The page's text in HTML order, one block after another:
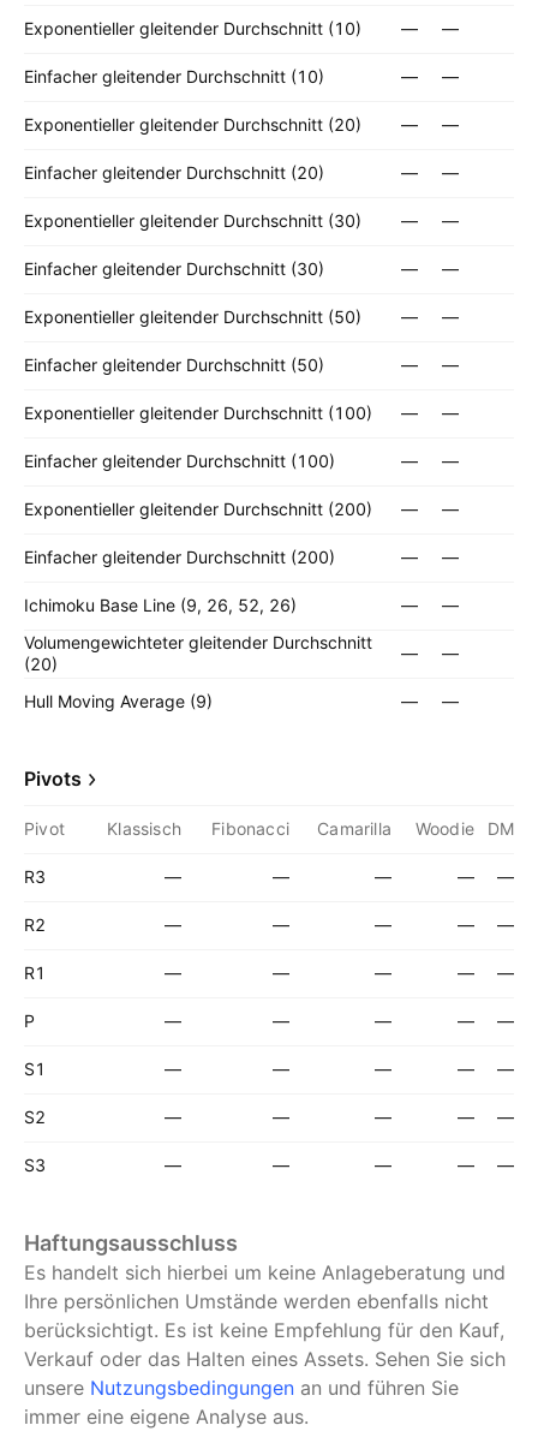
Exponentieller gleitender Durchschnitt (10) — —
Einfacher gleitender Durchschnitt (10) — —
Exponentieller gleitender Durchschnitt (20) — —
Einfacher gleitender Durchschnitt (20) — —
Exponentieller gleitender Durchschnitt (30) — —
Einfacher gleitender Durchschnitt (30) — —
Exponentieller gleitender Durchschnitt (50) — —
Einfacher gleitender Durchschnitt (50) — —
Exponentieller gleitender Durchschnitt (100) — —
Einfacher gleitender Durchschnitt (100) — —
Exponentieller gleitender Durchschnitt (200) — —
Einfacher gleitender Durchschnitt (200) — —
Ichimoku Base Line (9, 26, 52, 26) —
—
Volumengewichteter gleitender Durchschnitt
(20)
— —
Hull Moving Average (9) — —
Pivots
Pivot Klassisch Fibonacci Camarilla Woodie DM
R3 — — — — —
R2 — — — — —
R1 — — — — —
P — — — — —
S1 — — — — —
S2 — — — — —
S3 — — — — —
Haftungsausschluss
Es handelt sich hierbei um keine Anlageberatung und
Ihre persönlichen Umstände werden ebenfalls nicht
berücksichtigt. Es ist keine Empfehlung für den Kauf,
Verkauf oder das Halten eines Assets. Sehen Sie sich
unsere Nutzungsbedingungen an und führen Sie
immer eine eigene Analyse aus.